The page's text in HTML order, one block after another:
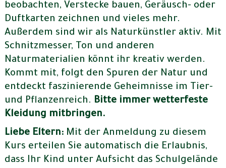
beobachten, Verstecke bauen, Geräusch- oder
Duftkarten zeichnen und vieles mehr.
Außerdem sind wir als Naturkünstler aktiv. Mit
Schnitzmesser, Ton und anderen
Naturmaterialien könnt ihr kreativ werden.
Kommt mit, folgt den Spuren der Natur und
entdeckt faszinierende Geheimnisse im Tier-
und Pflanzenreich. Bitte immer wetterfeste
Kleidung mitbringen.
Liebe Eltern:Mit der Anmeldung zu diesem
Kurs erteilen Sie automatisch die Erlaubnis,
dass Ihr Kind unter Aufsicht das Schulgelände